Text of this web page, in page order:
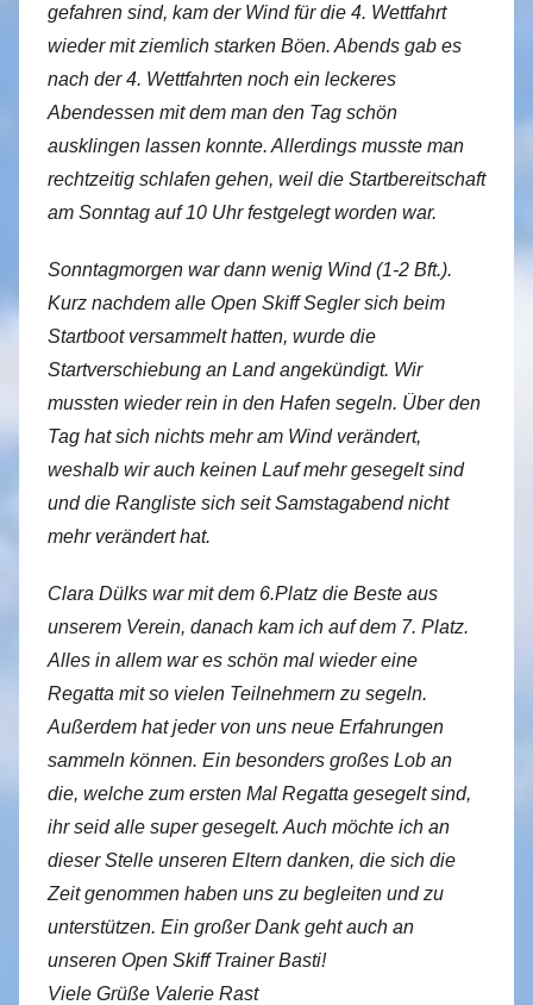
gefahren sind, kam der Wind für die 4. Wettfahrt
wieder mit ziemlich starken Böen. Abends gab es
nach der 4. Wettfahrten noch ein leckeres
Abendessen mit dem man den Tag schön
ausklingen lassen konnte. Allerdings musste man
rechtzeitig schlafen gehen, weil die Startbereitschaft
am Sonntag auf 10 Uhr festgelegt worden war.
Sonntagmorgen war dann wenig Wind (1-2 Bft.).
Kurz nachdem alle Open Skiff Segler sich beim
Startboot versammelt hatten, wurde die
Startverschiebung an Land angekündigt. Wir
mussten wieder rein in den Hafen segeln. Über den
Tag hat sich nichts mehr am Wind verändert,
weshalb wir auch keinen Lauf mehr gesegelt sind
und die Rangliste sich seit Samstagabend nicht
mehr verändert hat.
Clara Dülks war mit dem 6.Platz die Beste aus
unserem Verein, danach kam ich auf dem 7. Platz.
Alles in allem war es schön mal wieder eine
Regatta mit so vielen Teilnehmern zu segeln.
Außerdem hat jeder von uns neue Erfahrungen
sammeln können. Ein besonders großes Lob an
die, welche zum ersten Mal Regatta gesegelt sind,
ihr seid alle super gesegelt. Auch möchte ich an
dieser Stelle unseren Eltern danken, die sich die
Zeit genommen haben uns zu begleiten und zu
unterstützen. Ein großer Dank geht auch an
unseren Open Skiff Trainer Basti!
Viele Grüße Valerie Rast